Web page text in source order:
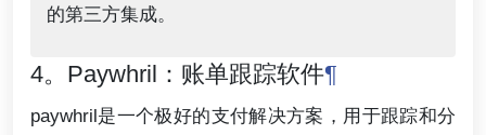
的第三方集成。
4。Paywhril：账单跟踪软件¶
paywhril是一个极好的支付解决方案，用于跟踪和分